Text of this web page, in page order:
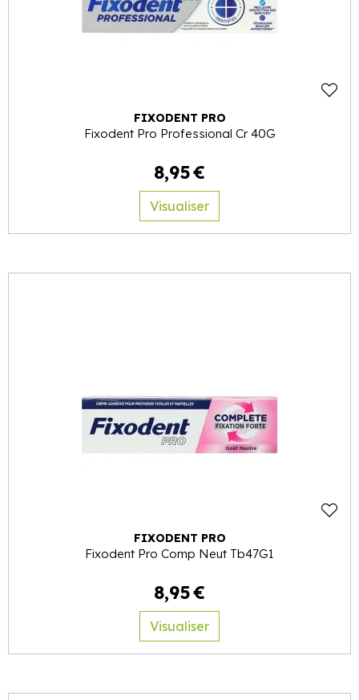
FIXODENT PRO
Fixodent Pro Professional Cr 40G
8,95€
Visualiser
FIXODENT PRO
Fixodent Pro Comp Neut Tb47G1
8,95€
Visualiser